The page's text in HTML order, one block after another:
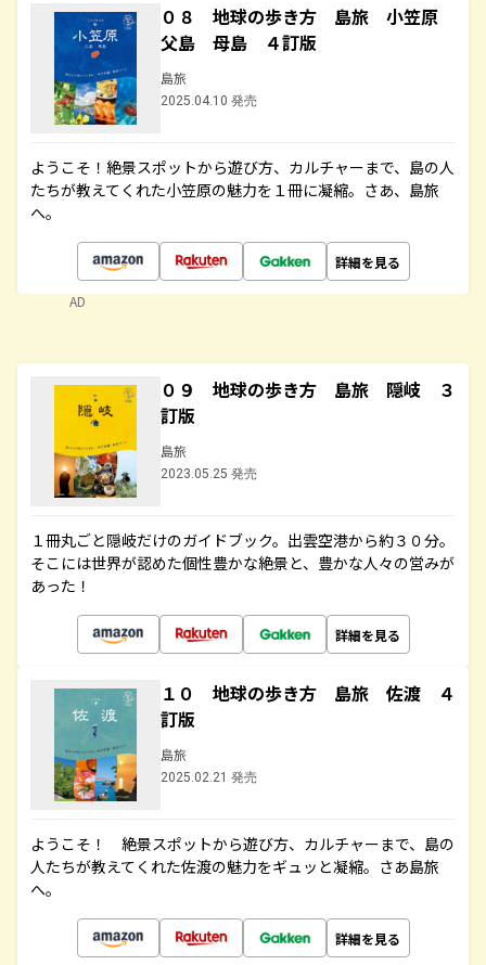
０８ 地球の歩き方 島旅 小笠原
父島 母島 ４訂版
島旅
2025.04.10 発売
ようこそ！絶景スポットから遊び方、カルチャーまで、島の人
たちが教えてくれた小笠原の魅力を１冊に凝縮。さあ、島旅
へ。
詳細を見る
AD
０９ 地球の歩き方 島旅 隠岐 ３
訂版
島旅
2023.05.25 発売
１冊丸ごと隠岐だけのガイドブック。出雲空港から約３０分。
そこには世界が認めた個性豊かな絶景と、豊かな人々の営みが
あった！
詳細を見る
１０ 地球の歩き方 島旅 佐渡 ４
訂版
島旅
2025.02.21 発売
ようこそ！ 絶景スポットから遊び方、カルチャーまで、島の
人たちが教えてくれた佐渡の魅力をギュッと凝縮。さあ島旅
へ。
詳細を見る